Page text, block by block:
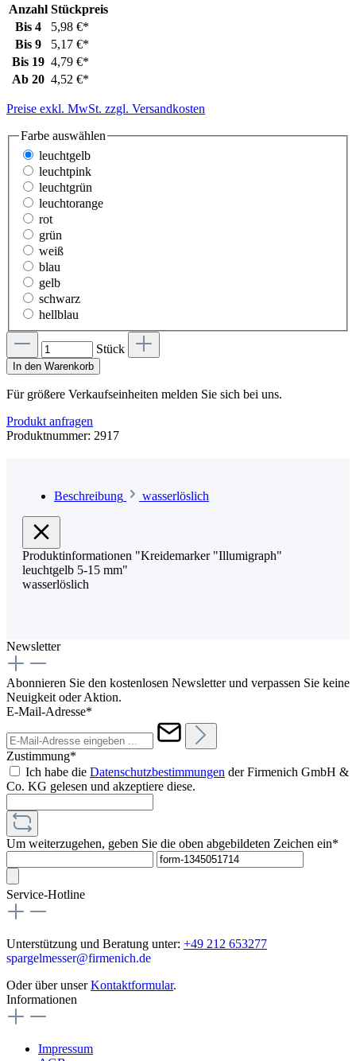
Anzahl Stückpreis
Bis 4
5,98 €*
Bis 9
5,17 €*
Bis 19 4,79 €*
Ab 20 4,52 €*
Preise exkl. MwSt. zzgl. Versandkosten
Farbe auswählen
leuchtgelb
leuchtpink
leuchtgrün
leuchtorange
rot
grün
weiß
blau
gelb
schwarz
hellblau
Stück
In den Warenkorb
Für größere Verkaufseinheiten melden Sie sich bei uns.
Produkt anfragen
Produktnummer: 2917
Beschreibung wasserlöslich
Produktinformationen "Kreidemarker "Illumigraph"
leuchtgelb 5-15 mm"
wasserlöslich
Newsletter
Abonnieren Sie den kostenlosen Newsletter und verpassen Sie keine
Neuigkeit oder Aktion.
E-Mail-Adresse*
Zustimmung*
Ich habe die Datenschutzbestimmungen der Firmenich GmbH &
Co. KG gelesen und akzeptiere diese.
Um weiterzugehen, geben Sie die oben abgebildeten Zeichen ein*
Service-Hotline
Unterstützung und Beratung unter: +49 212 653277
spargelmesser@firmenich.de
Oder über unserKontaktformular.
Informationen
Impressum